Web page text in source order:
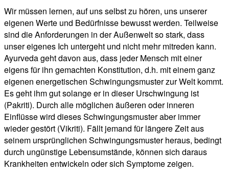
Wir müssen lernen, auf uns selbst zu hören, uns unserer
eigenen Werte und Bedürfnisse bewusst werden. Teilweise
sind die Anforderungen in der Außenwelt so stark, dass
unser eigenes Ich untergeht und nicht mehr mitreden kann.
Ayurveda geht davon aus, dass jeder Mensch mit einer
eigens für ihn gemachten Konstitution, d.h. mit einem ganz
eigenen energetischen Schwingungsmuster zur Welt kommt.
Es geht ihm gut solange er in dieser Urschwingung ist
(Pakriti). Durch alle möglichen äußeren oder inneren
Einflüsse wird dieses Schwingungsmuster aber immer
wieder gestört (Vikriti). Fällt jemand für längere Zeit aus
seinem ursprünglichen Schwingungsmuster heraus, bedingt
durch ungünstige Lebensumstände, können sich daraus
Krankheiten entwickeln oder sich Symptome zeigen.